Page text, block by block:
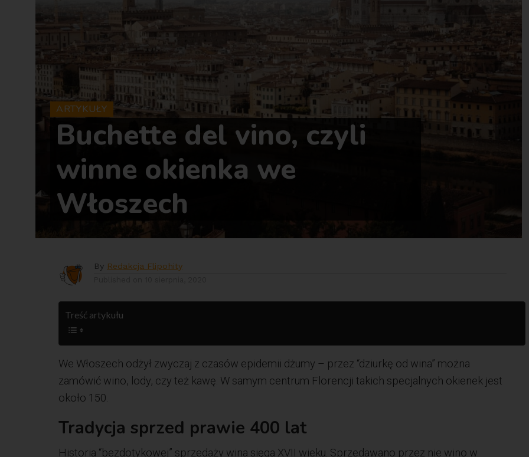
ARTYKUŁY
Buchette del vino, czyli
winne okienka we
Włoszech
By Redakcja Flipohity
Treść artykułu
We Włoszech odżył zwyczaj z czasów epidemii dżumy – przez “dziurkę od wina” można
zamówić wino, lody, czy też kawę. W samym centrum Florencji takich specjalnych okienek jest
około 150.
Tradycja sprzed prawie 400 lat
Historia “bezdotykowej” sprzedaży wina sięga XVII wieku. Sprzedawano przez nie wino w